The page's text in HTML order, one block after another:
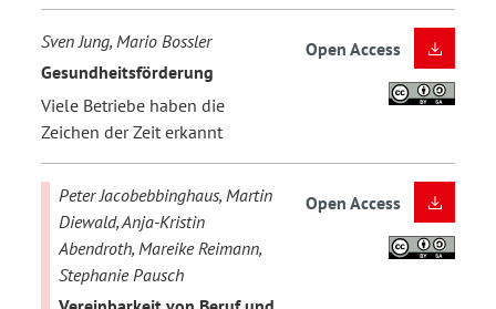
Sven Jung, Mario Bossler
Gesundheitsförderung
Viele Betriebe haben die
Zeichen der Zeit erkannt
Open Access
Peter Jacobebbinghaus, Martin
Diewald, Anja-Kristin
Abendroth, Mareike Reimann,
Stephanie Pausch
Open Access